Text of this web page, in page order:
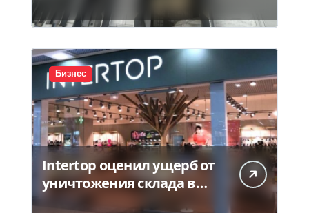
Бизнес
Intertop оценил ущерб от
уничтожения склада в
450 млн грн